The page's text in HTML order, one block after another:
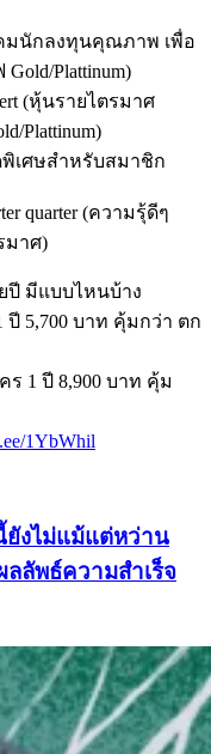
งคมนักลงทุนคุณภาพ เพื่อ
Plattinum)
(หุ้นรายไตรมาศ
Plattinum)
ดพิเศษสำหรับสมาชิก
quarter (ความรุ้ดีๆ
มาศ)
ปี มีแบบไหนบ้าง
ปี 5,700 บาท คุ้มกว่า ตก
ร 1 ปี 8,900 บาท คุ้ม
1YbWhil
ยังไม่แม้แต่หว่าน
ลัพธ์ความสำเร็จ